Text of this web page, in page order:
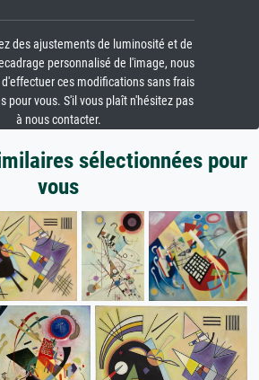
des ajustements de luminosité et de
personnalisé de l'image, nous
ces modifications sans frais
pour vous. S'il vous plaît n'hésitez pas
à nous contacter.
sélectionnées pour
vous